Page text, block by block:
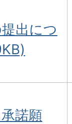
出につ
諾願